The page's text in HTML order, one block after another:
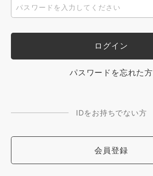
パスワードを忘れた方
IDをお持ちでない方
会員登録